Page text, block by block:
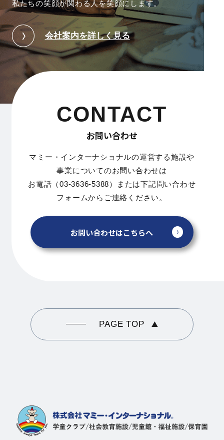
私たちの笑顔が関わる人を笑顔にします。
会社案内を詳しく見る
CONTACT
お問い合わせ
マミー・インターナショナルの運営する施設や
事業についてのお問い合わせは
お電話（03-3636-5388）または下記問い合わせ
フォームからご連絡ください。
お問い合わせはこちらへ
PAGE TOP